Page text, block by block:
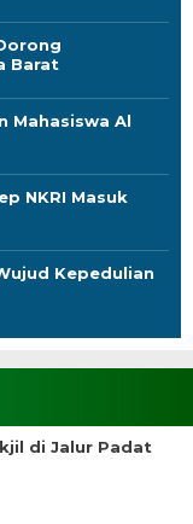
Barat
Mahasiswa Al
NKRI Masuk
Kepedulian
di Jalur Padat